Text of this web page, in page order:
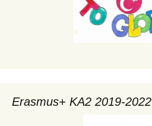
Erasmus+ KA2 2019-2022